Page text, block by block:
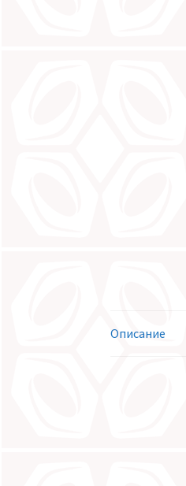
Описание